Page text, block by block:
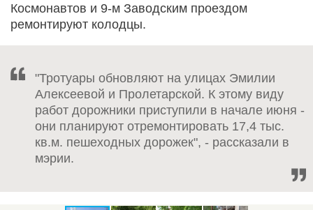
Космонавтов и 9-м Заводским проездом
ремонтируют колодцы.
"Тротуары обновляют на улицах Эмилии
Алексеевой и Пролетарской. К этому виду
работ дорожники приступили в начале июня -
они планируют отремонтировать 17,4 тыс.
кв.м. пешеходных дорожек", - рассказали в
мэрии.